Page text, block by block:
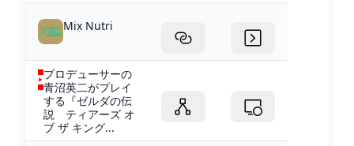
Mix Nutri
プロデューサーの
青沼英二がプレイ
する『ゼルダの伝
説 ティアーズ オ
ブ ザ キング...